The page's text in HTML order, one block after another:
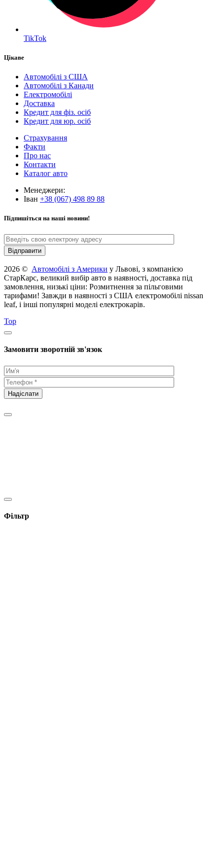
TikTok
Цікаве
Автомобілі з США
Автомобілі з Канади
Електромобілі
Доставка
Кредит для фіз. осіб
Кредит для юр. осіб
Страхування
Факти
Про нас
Контакти
Каталог авто
Менеджери:
Іван +38 (067) 498 89 88
Підпишіться на наші новини!
2026 © Автомобілі з Америки у Львові, з компанією
СтарКарс, великий вибір авто в наявності, доставка під
замовлення, низькі ціни: Розмитнення за пільговими
тарифами! Завжди в наявності з США електромобілі nissan
leaf, і інші популярні моделі електрокарів.
Top
Замовити зворотній зв'язок
Фільтр